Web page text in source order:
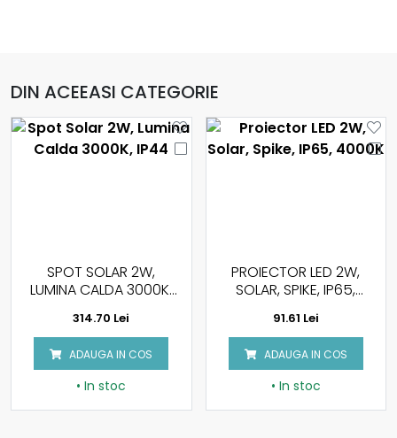
DIN ACEEASI CATEGORIE
SPOT SOLAR 2W,
LUMINA CALDA 3000K,
314.70 Lei
ADAUGA IN COS
• In stoc
PROIECTOR LED 2W,
SOLAR, SPIKE, IP65,
91.61 Lei
ADAUGA IN COS
• In stoc